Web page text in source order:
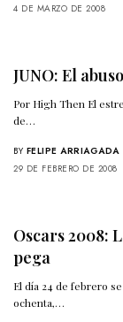
4 DE MARZO DE 2008
JUNO: El
Por High Then El
de…
BY FELIPE ARRIAGADA
29 DE FEBRERO DE 2008
Oscars 2008:
pega
El día 24 de febrero
ochenta,…